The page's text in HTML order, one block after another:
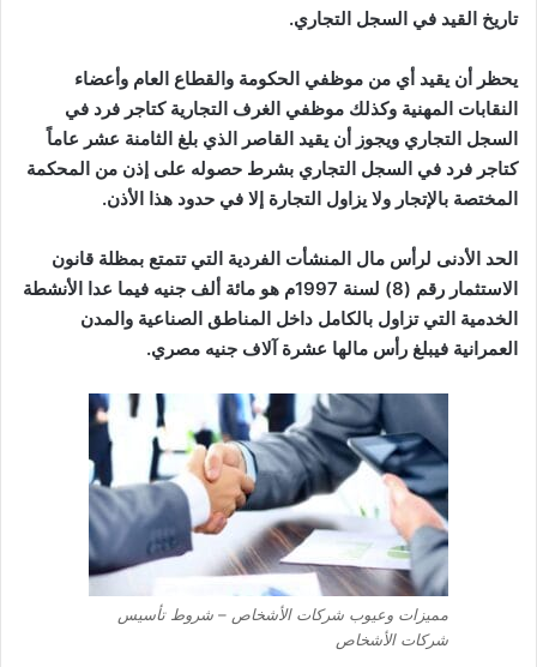
تاريخ القيد في السجل التجاري.
يحظر أن يقيد أي من موظفي الحكومة والقطاع العام وأعضاء
النقابات المهنية وكذلك موظفي الغرف التجارية كتاجر فرد في
السجل التجاري ويجوز أن يقيد القاصر الذي بلغ الثامنة عشر عاماً
كتاجر فرد في السجل التجاري بشرط حصوله على إذن من المحكمة
المختصة بالإتجار ولا يزاول التجارة إلا في حدود هذا الأذن.
الحد الأدنى لرأس مال المنشأت الفردية التي تتمتع بمظلة قانون
الاستثمار رقم (8) لسنة 1997م هو مائة ألف جنيه فيما عدا الأنشطة
الخدمية التي تزاول بالكامل داخل المناطق الصناعية والمدن
العمرانية فيبلغ رأس مالها عشرة آلاف جنيه مصري.
مميزات وعيوب شركات الأشخاص – شروط تأسيس
شركات الأشخاص